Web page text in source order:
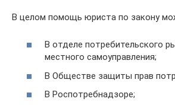
В целом помощь юриста по закону
В отделе потребительского
местного самоуправления;
В Обществе защиты прав
В Роспотребнадзоре;